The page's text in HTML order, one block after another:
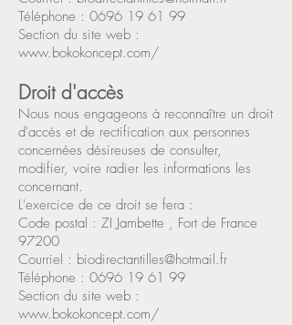
Téléphone : 0696 19 61 99
Section du site web :
www.bokokoncept.com/
Droit d'accès
Nous nous engageons à reconnaître un droit
d'accès et de rectification aux personnes
concernées désireuses de consulter,
modifier, voire radier les informations les
concernant.
L'exercice de ce droit se fera :
Code postal : ZI Jambette , Fort de France
97200
Courriel : biodirectantilles@hotmail.fr
Téléphone : 0696 19 61 99
Section du site web :
www.bokokoncept.com/